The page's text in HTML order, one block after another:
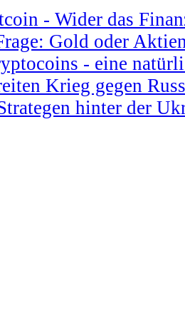
- Wider das
Gold oder
- eine
Krieg gegen
hinter der